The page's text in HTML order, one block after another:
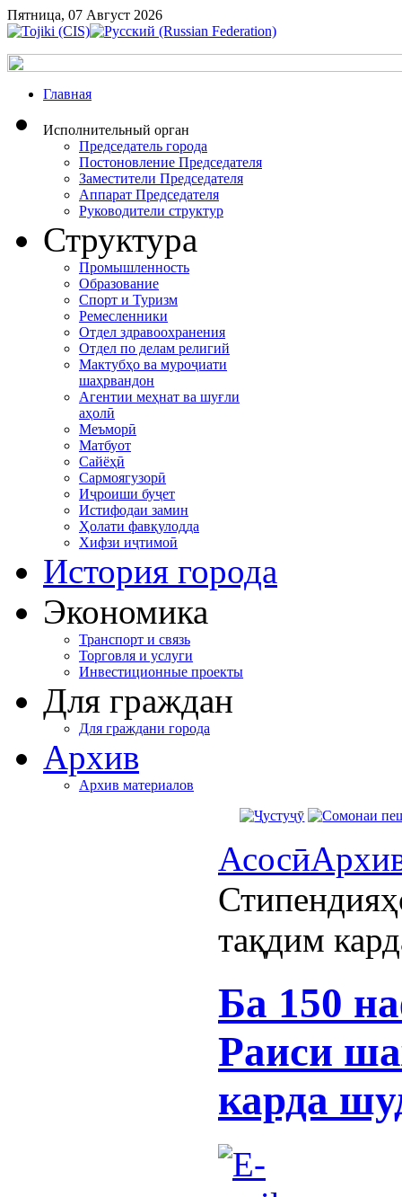
Пятница, 07 Август 2026
Главная
Исполнительный орган
Председатель города
Постоновление Председателя
Заместители Председателя
Аппарат Председателя
Руководители структур
Структура
Промышленность
Образование
Спорт и Туризм
Ремесленники
Отдел здравоохранения
Отдел по делам религий
Мактубҳо ва муроҷиати
шаҳрвандон
Агентии меҳнат ва шуғли
аҳолӣ
Меъморӣ
Матбуот
Сайёҳӣ
Сармоягузорӣ
Иҷроиши буҷет
Истифодаи замин
Ҳолати фавқулодда
Хифзи иҷтимоӣ
История города
Экономика
Транспорт и связь
Торговля и услуги
Инвестиционные проекты
Для граждан
Для граждани города
Архив
Архив материалов
Асосӣ
тақдим
Ба 150
Раиси
карда